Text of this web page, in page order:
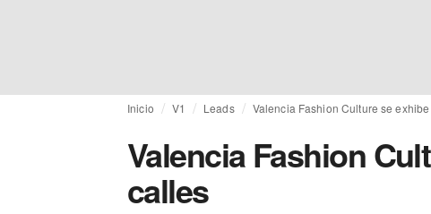
Inicio V1 Leads Valencia Fashion Culture se
Valencia Fashion
calles